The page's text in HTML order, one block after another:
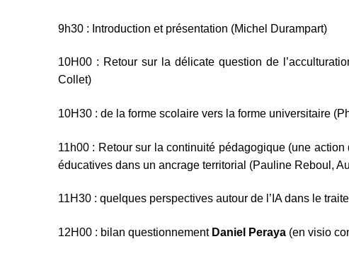
9h30 : Introduction et présentation (Michel Durampart)
10H00 : Retour sur la délicate question de
Collet)
10H30 : de la forme scolaire vers la forme universitaire
11h00 : Retour sur la continuité pédagogique (une
éducatives dans un ancrage territorial (Pauline Reboul,
11H30 : quelques perspectives autour de l’IA dans le
12H00 : bilan questionnement Daniel Peraya (en visio